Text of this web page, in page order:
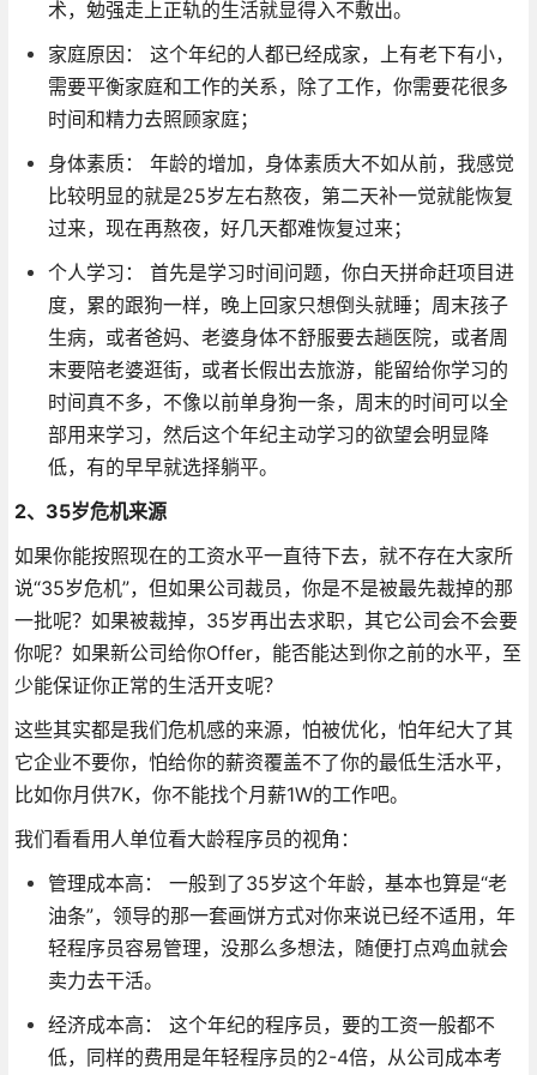
术，勉强走上正轨的生活就显得入不敷出。
家庭原因： 这个年纪的人都已经成家，上有老下有小，
需要平衡家庭和工作的关系，除了工作，你需要花很多
时间和精力去照顾家庭；
身体素质： 年龄的增加，身体素质大不如从前，我感觉
比较明显的就是25岁左右熬夜，第二天补一觉就能恢复
过来，现在再熬夜，好几天都难恢复过来；
个人学习： 首先是学习时间问题，你白天拼命赶项目进
度，累的跟狗一样，晚上回家只想倒头就睡；周末孩子
生病，或者爸妈、老婆身体不舒服要去趟医院，或者周
末要陪老婆逛街，或者长假出去旅游，能留给你学习的
时间真不多，不像以前单身狗一条，周末的时间可以全
部用来学习，然后这个年纪主动学习的欲望会明显降
低，有的早早就选择躺平。
2、35岁危机来源
如果你能按照现在的工资水平一直待下去，就不存在大家所
说“35岁危机”，但如果公司裁员，你是不是被最先裁掉的那
一批呢？如果被裁掉，35岁再出去求职，其它公司会不会要
你呢？如果新公司给你Offer，能否能达到你之前的水平，至
少能保证你正常的生活开支呢？
这些其实都是我们危机感的来源，怕被优化，怕年纪大了其
它企业不要你，怕给你的薪资覆盖不了你的最低生活水平，
比如你月供7K，你不能找个月薪1W的工作吧。
我们看看用人单位看大龄程序员的视角：
管理成本高： 一般到了35岁这个年龄，基本也算是“老
油条”，领导的那一套画饼方式对你来说已经不适用，年
轻程序员容易管理，没那么多想法，随便打点鸡血就会
卖力去干活。
经济成本高： 这个年纪的程序员，要的工资一般都不
低，同样的费用是年轻程序员的2-4倍，从公司成本考